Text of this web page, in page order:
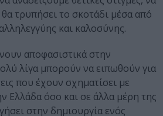
τρυπήσει το σκοτάδι μέσα από
και καλοσύνης.
αποφασιστικά στην
λίγα μπορούν να ειπωθούν για
που έχουν σχηματίσει με
Ελλάδα όσο και σε άλλα μέρη της
στην δημιουργία ενός